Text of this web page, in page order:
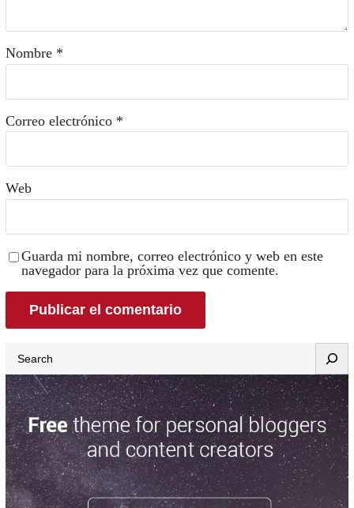
Nombre *
Correo electrónico *
Web
Guarda mi nombre, correo electrónico y web en este
navegador para la próxima vez que comente.